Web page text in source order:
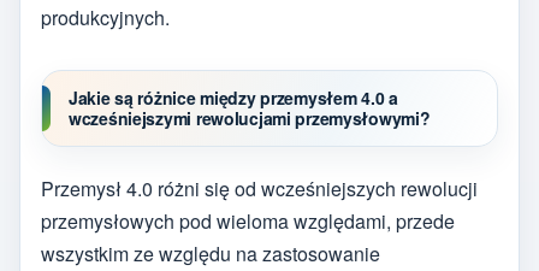
produkcyjnych.
Jakie są różnice między przemysłem 4.0 a
wcześniejszymi rewolucjami przemysłowymi?
Przemysł 4.0 różni się od wcześniejszych rewolucji
przemysłowych pod wieloma względami, przede
wszystkim ze względu na zastosowanie